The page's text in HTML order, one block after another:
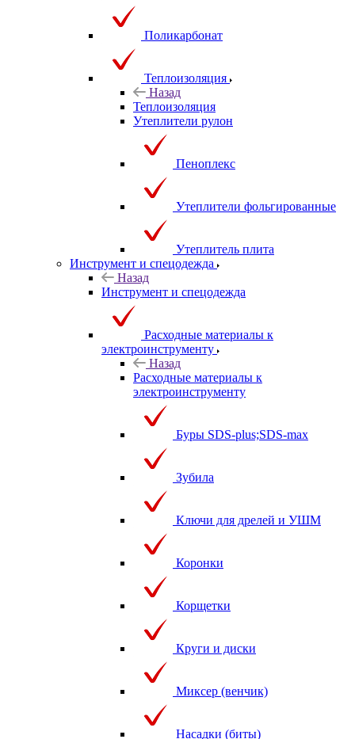
Поликарбонат
Теплоизоляция
Назад
Теплоизоляция
Утеплители рулон
Пеноплекс
Утеплители фольгированные
Утеплитель плита
Инструмент и спецодежда
Назад
Инструмент и спецодежда
Расходные материалы к
электроинструменту
Назад
Расходные материалы к
электроинструменту
Буры SDS-plus;SDS-max
Зубила
Ключи для дрелей и УШМ
Коронки
Корщетки
Круги и диски
Миксер (венчик)
Насадки (биты)